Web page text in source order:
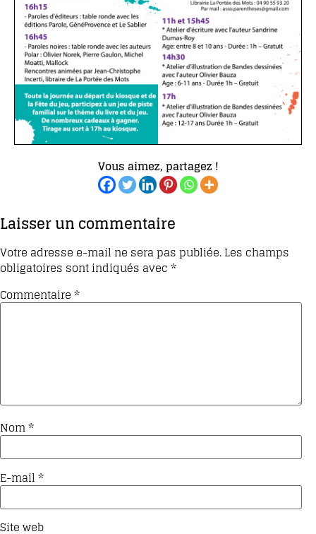
Vous aimez, partagez !
Laisser un commentaire
Votre adresse e-mail ne sera pas publiée.Les champs
obligatoires sont indiqués avec*
Commentaire*
Nom*
E-mail*
Site web